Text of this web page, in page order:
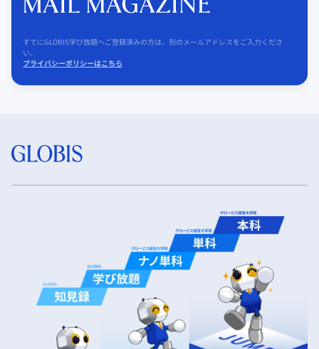
すでにGLOBIS学び放題へご登録済みの方は、別のメールアドレスをご入力くださ
い。
プライバシーポリシーはこちら